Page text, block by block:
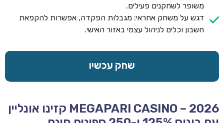
משופר לשחקנים פעילים.
דגש על משחק אחראי: מגבלות הפקדה, אפשרות להקפאת
חשבון וכלים לניהול עצמי באזור האישי.
שחק עכשיו
MEGAPARI CASINO – 2026 קזינו אונליין